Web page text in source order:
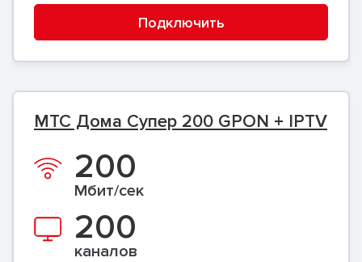
Подключить
МТС Дома Супер 200 GPON + IPTV
200
Мбит/сек
200
каналов